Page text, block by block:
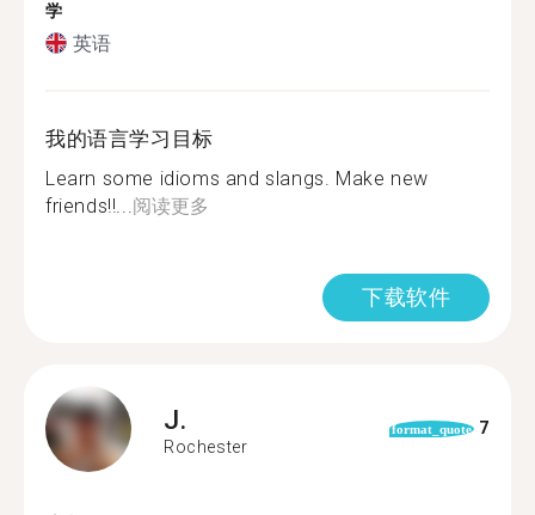
学
英语
我的语言学习目标
Learn some idioms and slangs. Make new
friends!!... 阅读更多
下载软件
J.
Rochester
format_quote 7